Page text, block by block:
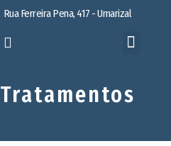
Rua Ferreira Pena, 417 - Umarizal
Tratamentos